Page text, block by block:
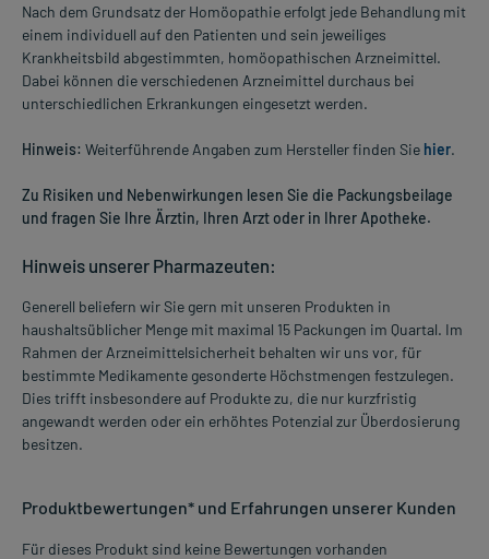
Nach dem Grundsatz der Homöopathie erfolgt jede Behandlung mit
einem individuell auf den Patienten und sein jeweiliges
Krankheitsbild abgestimmten, homöopathischen Arzneimittel.
Dabei können die verschiedenen Arzneimittel durchaus bei
unterschiedlichen Erkrankungen eingesetzt werden.
Hinweis: Weiterführende Angaben zum Hersteller finden Sie hier.
Zu Risiken und Nebenwirkungen lesen Sie die Packungsbeilage
und fragen Sie Ihre Ärztin, Ihren Arzt oder in Ihrer Apotheke.
Hinweis unserer Pharmazeuten:
Generell beliefern wir Sie gern mit unseren Produkten in
haushaltsüblicher Menge mit maximal 15 Packungen im Quartal. Im
Rahmen der Arzneimittelsicherheit behalten wir uns vor, für
bestimmte Medikamente gesonderte Höchstmengen festzulegen.
Dies trifft insbesondere auf Produkte zu, die nur kurzfristig
angewandt werden oder ein erhöhtes Potenzial zur Überdosierung
besitzen.
Produktbewertungen* und Erfahrungen unserer Kunden
Für dieses Produkt sind keine Bewertungen vorhanden